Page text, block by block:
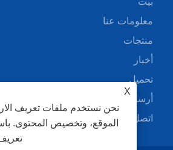
X
نحن نستخدم ملفات تعريف
الموقع، وتخصيص المحتوى.
معلومات عنا
منتجات
أخبار
تحميل
أرسل الاستفسار
اتصل بنا